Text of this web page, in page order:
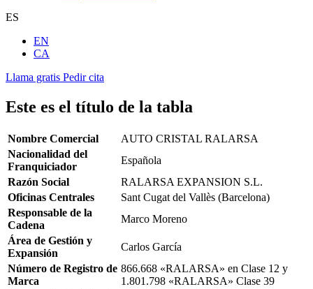
ES
EN
CA
Llama gratis Pedir cita
Este es el título de la tabla
Nombre Comercial
AUTO CRISTAL RALARSA
Nacionalidad del
Franquiciador
Española
Razón Social
RALARSA EXPANSION S.L.
Oficinas Centrales
Sant Cugat del Vallès (Barcelona)
Responsable de la
Cadena
Marco Moreno
Área de Gestión y
Expansión
Carlos García
Número de Registro de
Marca
866.668 «RALARSA» en Clase 12 y
1.801.798 «RALARSA» Clase 39